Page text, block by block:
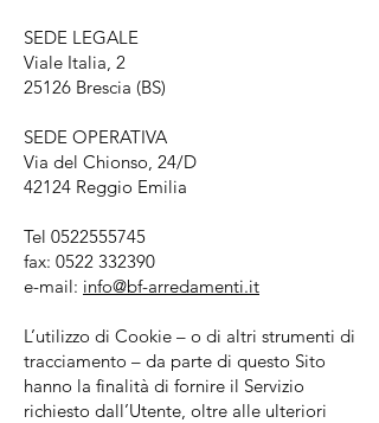
SEDE LEGALE
Viale Italia, 2
25126 Brescia (BS)
SEDE OPERATIVA
Via del Chionso, 24/D
42124 Reggio Emilia
Tel 0522555745
fax: 0522 332390
e-mail: info@bf-arredamenti.it
L’utilizzo di Cookie – o di altri strumenti di
tracciamento – da parte di questo Sito
hanno la finalità di fornire il Servizio
richiesto dall’Utente, oltre alle ulteriori